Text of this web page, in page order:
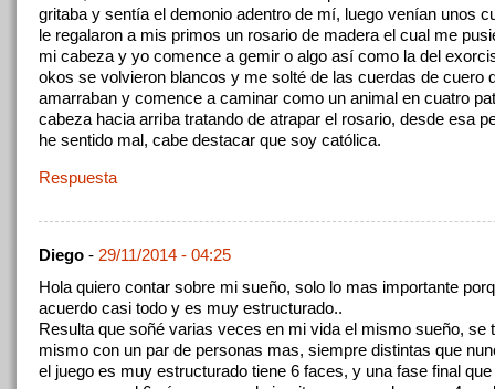
gritaba y sentía el demonio adentro de mí, luego venían unos
le regalaron a mis primos un rosario de madera el cual me
mi cabeza y yo comence a gemir o algo así como la del
okos se volvieron blancos y me solté de las cuerdas de cuero
amarraban y comence a caminar como un animal en cuatro
cabeza hacia arriba tratando de atrapar el rosario, desde esa
he sentido mal, cabe destacar que soy católica.
Respuesta
Diego - 29/11/2014 - 04:25
Hola quiero contar sobre mi sueño, solo lo mas importante
acuerdo casi todo y es muy estructurado..
Resulta que soñé varias veces en mi vida el mismo sueño, se
mismo con un par de personas mas, siempre distintas que
el juego es muy estructurado tiene 6 faces, y una fase final